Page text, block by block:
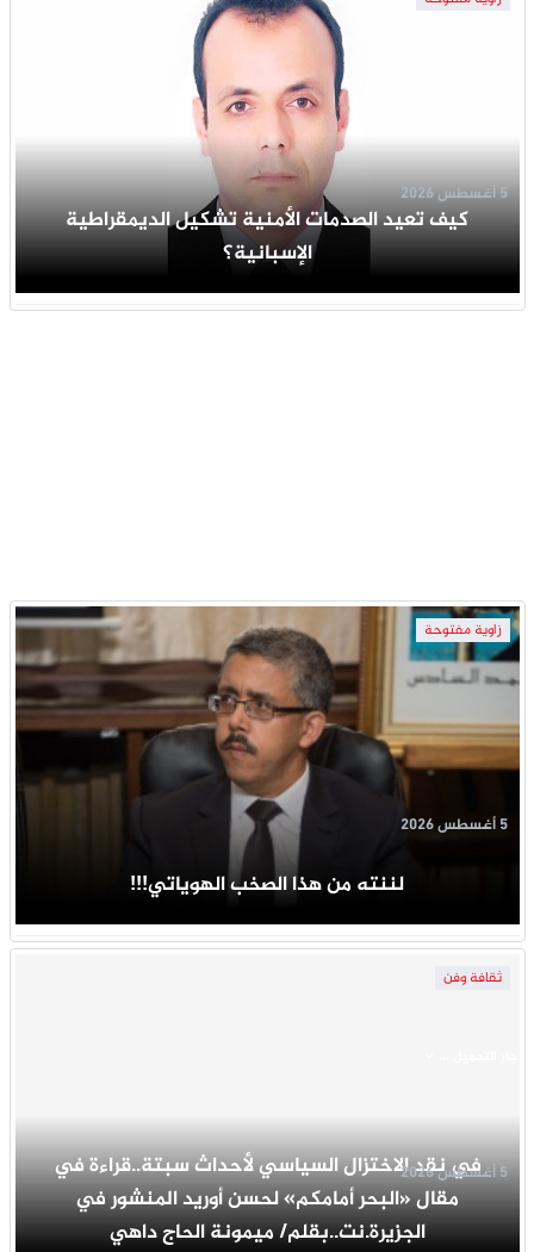
كيف تعيد الصدمات الأمنية تشكيل الديمقراطية
الإسبانية؟
5 أغسطس 2026
زاوية مفتوحة
لننته من هذا الصخب الهوياتي!!!
5 أغسطس 2026
ثقافة وفن
في نقد الاختزال السياسي لأحداث سبتة..قراءة في
مقال «البحر أمامكم» لحسن أوريد المنشور في
الجزيرة.نت..بقلم/ ميمونة الحاج داهي
5 أغسطس 2026